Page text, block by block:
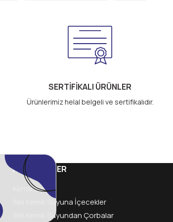
SERTİFİKALI ÜRÜNLER
Ürünlerimiz helal belgeli ve sertifikalıdır.
KATEGORİLER
Kemik Suyu
İlikli Kemik Suyuna İçecekler
İlikli Kemik Suyundan Çorbalar